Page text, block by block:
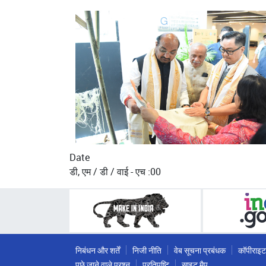
Date
डी, एम / डी / वाई - एच :00
निबंधन और शर्तें निजी नीति वेब सूचना प्रबंधक